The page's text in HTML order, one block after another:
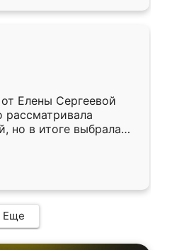
Качеством осталась
так, как и ожидала.
Елены Сергеевой
рассматривала
но в итоге выбрала
условия, потом
спокойно объяснил
в срок, с
на свое место без
Качеством осталась
так, как и ожидала.
Еще